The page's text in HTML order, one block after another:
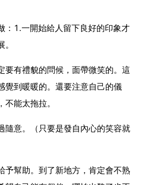
：1.一開始給人留下良好的印象才
要有禮貌的問候，面帶微笑的。這
覺到暖暖的。還要注意自己的儀
能太拖拉。
隨意。（只要是發自內心的笑容就
予幫助。到了新地方，肯定會不熟